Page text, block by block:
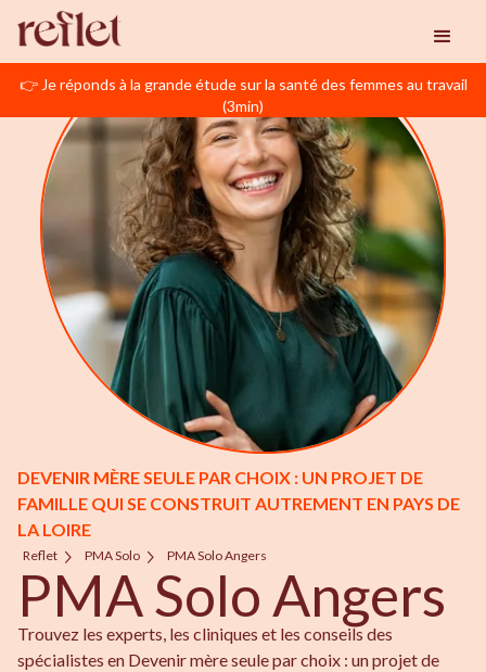
👉 Je réponds à la grande étude sur la santé des femmes au travail
(3min)
DEVENIR MÈRE SEULE PAR CHOIX : UN PROJET DE
FAMILLE QUI SE CONSTRUIT AUTREMENT EN PAYS DE
LA LOIRE
Reflet PMA Solo PMA Solo Angers
PMA Solo Angers
Trouvez les experts, les cliniques et les conseils des
spécialistes en Devenir mère seule par choix : un projet de